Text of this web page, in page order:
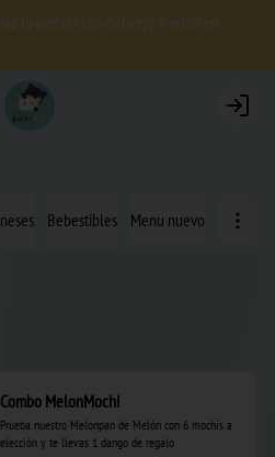
tu pedido con delivery o retiro en
Login
Bebestibles Menu nuevo
Combo MelonMochi
Prueba nuestro Melonpan de Melón con 6 mochis a
elección y te llevas 1 dango de regalo